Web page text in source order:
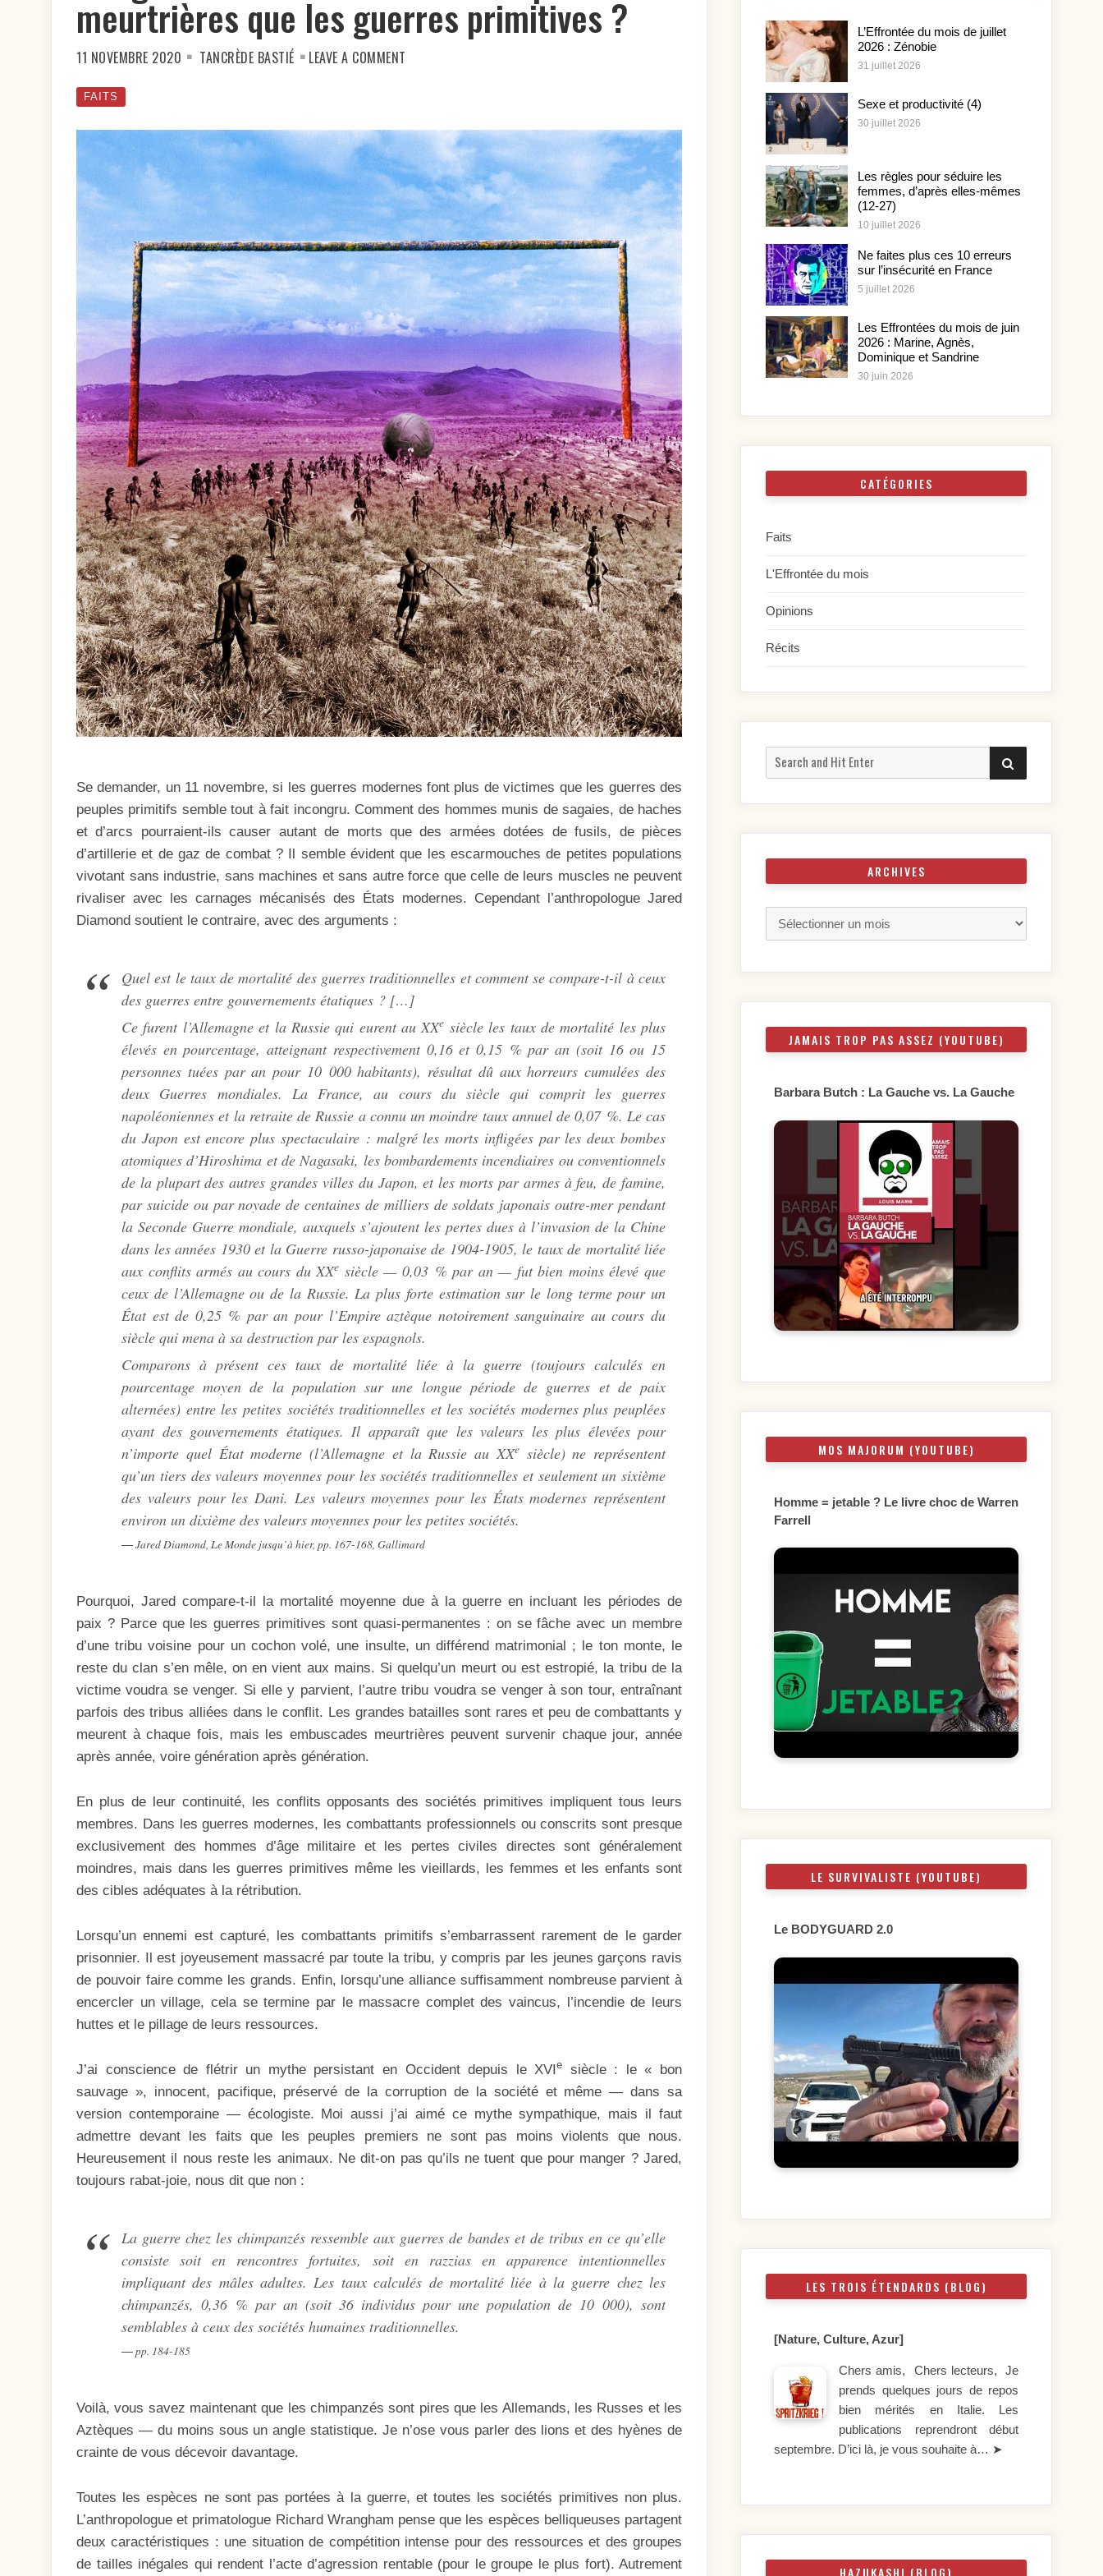
meurtrières que les guerres primitives ?
11 NOVEMBRE 2020 TANCRÈDE BASTIÉ LEAVE A COMMENT
MEURTRIÈRES
LES
GUERRES
PRIMITIVES ?
FAITS
Se demander, un 11 novembre, si les guerres modernes font plus de victimes que les guerres des
peuples primitifs semble tout à fait incongru. Comment des hommes munis de sagaies, de haches
et d’arcs pourraient-ils causer autant de morts que des armées dotées de fusils, de pièces
d’artillerie et de gaz de combat ? Il semble évident que les escarmouches de petites populations
vivotant sans industrie, sans machines et sans autre force que celle de leurs muscles ne peuvent
rivaliser avec les carnages mécanisés des États modernes. Cependant l’anthropologue Jared
Diamond soutient le contraire, avec des arguments :
Quel est le taux de mortalité des guerres traditionnelles et comment se compare-t-il à ceux
des guerres entre gouvernements étatiques ? […]
Ce furent l’Allemagne et la Russie qui eurent au XXe siècle les taux de mortalité les plus
élevés en pourcentage, atteignant respectivement 0,16 et 0,15 % par an (soit 16 ou 15
personnes tuées par an pour 10 000 habitants), résultat dû aux horreurs cumulées des
deux Guerres mondiales. La France, au cours du siècle qui comprit les guerres
napoléoniennes et la retraite de Russie a connu un moindre taux annuel de 0,07 %. Le cas
du Japon est encore plus spectaculaire : malgré les morts infligées par les deux bombes
atomiques d’Hiroshima et de Nagasaki, les bombardements incendiaires ou conventionnels
de la plupart des autres grandes villes du Japon, et les morts par armes à feu, de famine,
par suicide ou par noyade de centaines de milliers de soldats japonais outre-mer pendant
la Seconde Guerre mondiale, auxquels s’ajoutent les pertes dues à l’invasion de la Chine
dans les années 1930 et la Guerre russo-japonaise de 1904-1905, le taux de mortalité liée
aux conflits armés au cours du XXe siècle — 0,03 % par an — fut bien moins élevé que
ceux de l’Allemagne ou de la Russie. La plus forte estimation sur le long terme pour un
État est de 0,25 % par an pour l’Empire aztèque notoirement sanguinaire au cours du
siècle qui mena à sa destruction par les espagnols.
Comparons à présent ces taux de mortalité liée à la guerre (toujours calculés en
pourcentage moyen de la population sur une longue période de guerres et de paix
alternées) entre les petites sociétés traditionnelles et les sociétés modernes plus peuplées
ayant des gouvernements étatiques. Il apparaît que les valeurs les plus élevéespour
n’importe quel État moderne (l’Allemagne et la Russie au XXesiècle) ne représentent
qu’un tiers des valeurs moyennes pour les sociétés traditionnelles et seulement un sixième
des valeurs pour les Dani. Les valeursmoyennes pour les États modernes représentent
environ un dixième des valeurs moyennes pour les petites sociétés.
Jared Diamond, Le Monde jusqu’à hier, pp. 167-168, Gallimard
Pourquoi, Jared compare-t-il la mortalité moyenne due à la guerre en incluant les périodes de
paix ? Parce que les guerres primitives sont quasi-permanentes : on se fâche avec un membre
d’une tribu voisine pour un cochon volé, une insulte, un différend matrimonial ; le ton monte, le
reste du clan s’en mêle, on en vient aux mains. Si quelqu’un meurt ou est estropié, la tribu de la
victime voudra se venger. Si elle y parvient, l’autre tribu voudra se venger à son tour, entraînant
parfois des tribus alliées dans le conflit. Les grandes batailles sont rares et peu de combattants y
meurent à chaque fois, mais les embuscades meurtrières peuvent survenir chaque jour, année
après année, voire génération après génération.
En plus de leur continuité, les conflits opposants des sociétés primitives impliquent tous leurs
membres. Dans les guerres modernes, les combattants professionnels ou conscrits sont presque
exclusivement des hommes d’âge militaire et les pertes civiles directes sont généralement
moindres, mais dans les guerres primitives même les vieillards, les femmes et les enfants sont
des cibles adéquates à la rétribution.
Lorsqu’un ennemi est capturé, les combattants primitifs s’embarrassent rarement de le garder
prisonnier. Il est joyeusement massacré par toute la tribu, y compris par les jeunes garçons ravis
de pouvoir faire comme les grands. Enfin, lorsqu’une alliance suffisamment nombreuse parvient à
encercler un village, cela se termine par le massacre complet des vaincus, l’incendie de leurs
huttes et le pillage de leurs ressources.
J’ai conscience de flétrir un mythe persistant en Occident depuis le XVIe
siècle : le « bon
sauvage », innocent, pacifique, préservé de la corruption de la société et même — dans sa
version contemporaine — écologiste. Moi aussi j’ai aimé ce mythe sympathique, mais il faut
admettre devant les faits que les peuples premiers ne sont pas moins violents que nous.
Heureusement il nous reste les animaux. Ne dit-on pas qu’ils ne tuent que pour manger ? Jared,
toujours rabat-joie, nous dit que non :
La guerre chez les chimpanzés ressemble aux guerres de bandes et de tribus en ce qu’elle
consiste soit en rencontres fortuites, soit en razzias en apparence intentionnelles
impliquant des mâles adultes. Les taux calculés de mortalité liée à la guerre chez les
chimpanzés, 0,36 % par an (soit 36 individus pour une population de 10 000), sont
semblables à ceux des sociétés humaines traditionnelles.
pp. 184-185
Voilà, vous savez maintenant que les chimpanzés sont pires que les Allemands, les Russes et les
Aztèques — du moins sous un angle statistique. Je n’ose vous parler des lions et des hyènes de
crainte de vous décevoir davantage.
Toutes les espèces ne sont pas portées à la guerre, et toutes les sociétés primitives non plus.
L’anthropologue et primatologue Richard Wrangham pense que les espèces belliqueuses partagent
deux caractéristiques : une situation de compétition intense pour des ressources et des groupes
de tailles inégales qui rendent l’acte d’agression rentable (pour le groupe le plus fort). Autrement
L’Effrontée du mois de juillet
2026 : Zénobie
31 juillet 2026
Sexe et productivité (4)
30 juillet 2026
Les règles pour séduire les
femmes, d’après elles-mêmes
(12-27)
10 juillet 2026
Ne faites plus ces 10 erreurs
sur l’insécurité en France
5 juillet 2026
Les Effrontées du mois de juin
2026 : Marine, Agnès,
Dominique et Sandrine
30 juin 2026
CATÉGORIES
Faits
L'Effrontée du mois
Opinions
Récits
Search
for:
SEARCH
ARCHIVES
JAMAIS TROP PAS ASSEZ (YOUTUBE)
Barbara Butch : La Gauche vs. La Gauche
MOS MAJORUM (YOUTUBE)
Homme = jetable ? Le livre choc de Warren
Farrell
LE SURVIVALISTE (YOUTUBE)
Le BODYGUARD 2.0
LES TROIS ÉTENDARDS (BLOG)
[Nature, Culture, Azur]
Chers amis, Chers lecteurs, Je
prends quelques jours de repos
bien mérités en Italie. Les
publications reprendront début
septembre. D’ici là, je vous souhaite à… ➤
HAZUKASHI (BLOG)